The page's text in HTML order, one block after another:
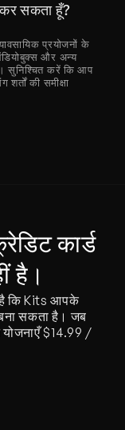
सकता हूँ?
प्रयोजनों के
और अन्य
सुनिश्चित करें कि आप
की समीक्षा
कार्ड
है।
है कि Kits आपके
सकता है। जब
$14.99 /